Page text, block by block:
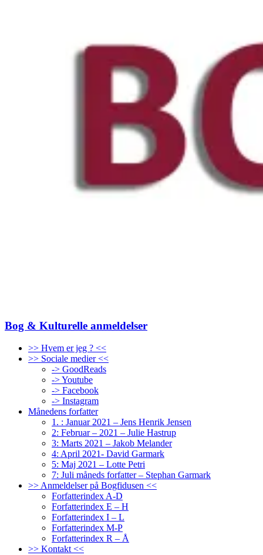
Bog & Kulturelle anmeldelser
>> Hvem er jeg ? <<
>> Sociale medier <<
-> GoodReads
-> Youtube
-> Facebook
-> Instagram
Månedens forfatter
1. : Januar 2021 – Jens Henrik Jensen
2: Februar – 2021 – Julie Hastrup
3: Marts 2021 – Jakob Melander
4: April 2021- David Garmark
5: Maj 2021 – Lotte Petri
7: Juli måneds forfatter – Stephan Garmark
>> Anmeldelser på Bogfidusen <<
Forfatterindex A-D
Forfatterindex E – H
Forfatterindex I – L
Forfatterindex M-P
Forfatterindex R – Å
>> Kontakt <<